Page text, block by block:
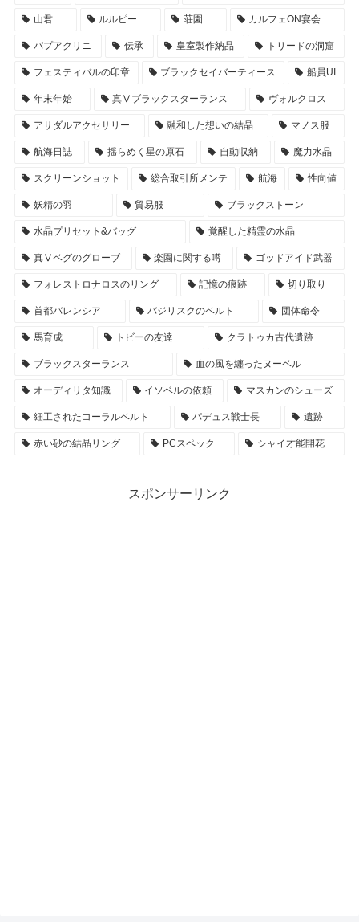
山君 ルルピー 荘園 カルフェON宴会
パプアクリニ 伝承 皇室製作納品 トリードの洞窟
フェスティバルの印章 ブラックセイバーティース 船員UI
年末年始 真Ⅴブラックスターランス ヴォルクロス
アサダルアクセサリー 融和した想いの結晶 マノス服
航海日誌 揺らめく星の原石 自動収納 魔力水晶
スクリーンショット 総合取引所メンテ 航海 性向値
妖精の羽 貿易服 ブラックストーン
水晶プリセット&バッグ 覚醒した精霊の水晶
真Ⅴベグのグローブ 楽園に関する噂 ゴッドアイド武器
フォレストロナロスのリング 記憶の痕跡 切り取り
首都バレンシア バジリスクのベルト 団体命令
馬育成 トビーの友達 クラトゥカ古代遺跡
ブラックスターランス 血の風を纏ったヌーベル
オーディリタ知識 イソベルの依頼 マスカンのシューズ
細工されたコーラルベルト パデュス戦士長 遺跡
赤い砂の結晶リング PCスペック シャイ才能開花
スポンサーリンク